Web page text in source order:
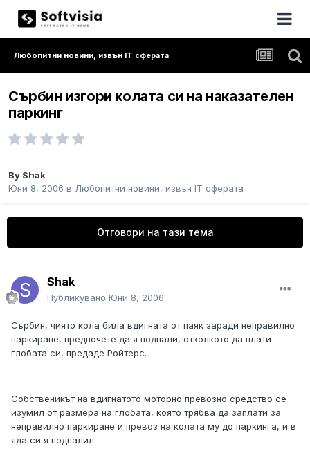
Любопитни новини, извън IT сферата
Сърбин изгори колата си на наказателен
паркинг
By Shak
Юни 8, 2006 в Любопитни новини, извън IT сферата
Отговори на тази тема
Shak
Публикувано Юни 8, 2006
Сърбин, чиято кола била вдигната от паяк заради неправилно
паркиране, предпочете да я подпали, отколкото да плати
глобата си, предаде Ройтерс.
Собственикът на вдигнатото моторно превозно средство се
изумил от размера на глобата, която трябва да заплати за
неправилно паркиране и превоз на колата му до паркинга, и в
яда си я подпалил.